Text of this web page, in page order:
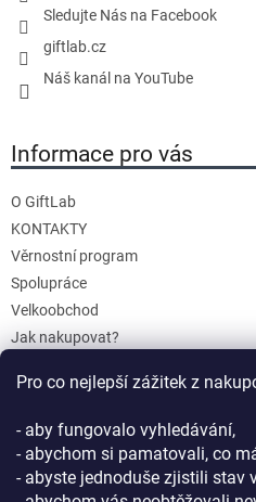
Pro co nejlepší zážitek z
- aby fungovalo vyhledávání,
- abychom si pamatovali, co
- abyste jednoduše zjistili stav
Sledujte Nás na Facebook
giftlab.cz
Náš kanál na YouTube
Informace pro vás
O GiftLab
KONTAKTY
Věrnostní program
Spolupráce
Velkoobchod
Jak nakupovat?
Reklamace a Vrácení
Podmínky ochrany osobních údajů